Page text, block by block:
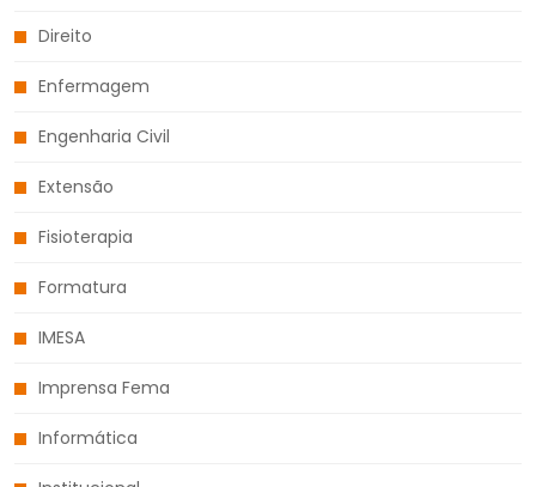
Direito
Enfermagem
Engenharia Civil
Extensão
Fisioterapia
Formatura
IMESA
Imprensa Fema
Informática